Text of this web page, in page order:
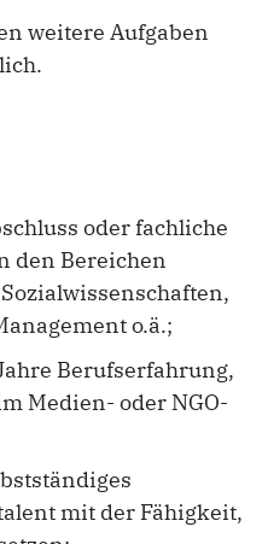
weitere Aufgaben
oder fachliche
den Bereichen
o.ä.;
Berufserfahrung,
Medien- oder NGO-
mit der Fähigkeit,